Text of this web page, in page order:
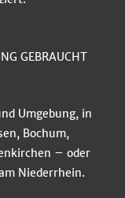
GEBRAUCHT
Umgebung, in
Bochum,
– oder
Niederrhein.